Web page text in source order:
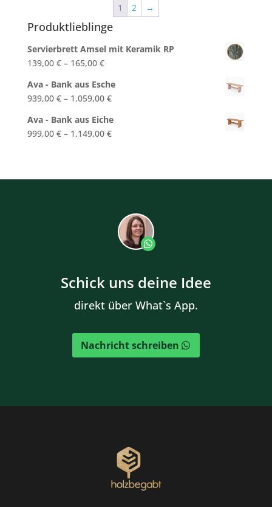
1 2 →
Produktlieblinge
Servierbrett Amsel mit Keramik RP
139,00 €– 165,00 €
Ava - Bank aus Esche
939,00 €– 1.059,00 €
Ava - Bank aus Eiche
999,00 €– 1.149,00 €
Schick uns deine Idee
direkt über What`s App.
Nachricht schreiben